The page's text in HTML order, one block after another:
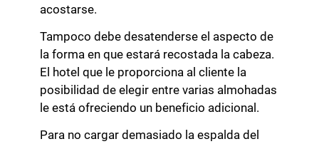
acostarse.
Tampoco debe desatenderse el aspecto de
la forma en que estará recostada la cabeza.
El hotel que le proporciona al cliente la
posibilidad de elegir entre varias almohadas
le está ofreciendo un beneficio adicional.
Para no cargar demasiado la espalda del